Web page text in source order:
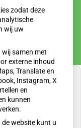
voor
te zien.
zodat deze
wij uw
samen met
externe inhoud
Translate en
Instagram, X
en
kunnen
website kunt u